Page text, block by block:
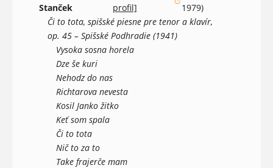
Stanček
profil]
(otvorí sa v novom okne)
1979)
Či to tota, spišské piesne pre tenor a klavír,
op. 45 – Spišské Podhradie (1941)
Vysoka sosna horela
Dze še kuri
Nehodz do nas
Richtarova nevesta
Kosil Janko žitko
Keť som spala
Či to tota
Nič to za to
Take frajerče mam